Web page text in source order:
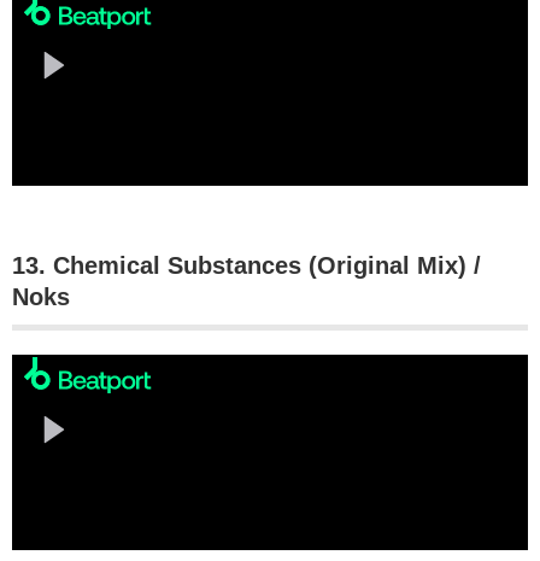
13. Chemical Substances (Original Mix) /
Noks